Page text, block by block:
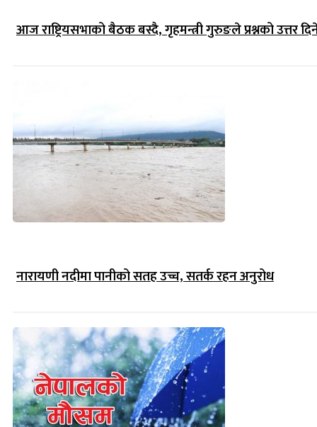
आज राष्ट्रियसभाको बैठक बस्दै, गृहमन्त्री गुरुङले प्रश्नको उत्तर
नारायणी नदीमा पानीको सतह उच्च, सतर्क रहन अनुरोध